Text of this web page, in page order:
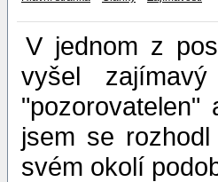
V jednom z
vyšel
jsem se
svém okolí